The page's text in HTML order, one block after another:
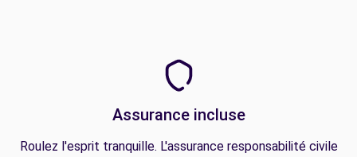
Assurance incluse
Roulez l'esprit tranquille. L'assurance responsabilité civile